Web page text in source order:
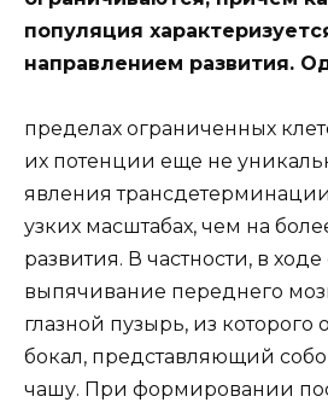
популяция
направлением развития.
пределах ограниченных
их потенции еще не
явления
узких масштабах, чем на
развития. В частности, в
выпячивание переднего
глазной пузырь, из которого
бокал, представляющий
чашу. При формировании